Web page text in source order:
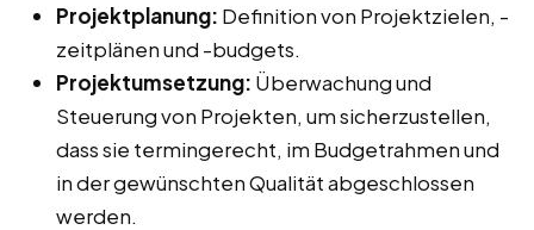
Projektplanung: Definition von Projektzielen, -
zeitplänen und -budgets.
Projektumsetzung: Überwachung und
Steuerung von Projekten, um sicherzustellen,
dass sie termingerecht, im Budgetrahmen und
in der gewünschten Qualität abgeschlossen
werden.